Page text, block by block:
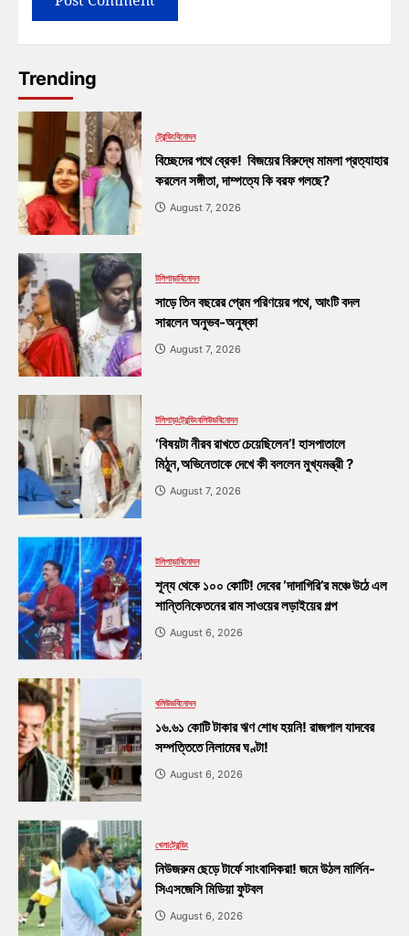
Trending
ট্রেন্ডিংবিনোদন
বিচ্ছেদের পথে ব্রেক! বিজয়ের বিরুদ্ধে মামলা প্রত্যাহার
করলেন সঙ্গীতা, দাম্পত্যে কি বরফ গলছে?
August 7, 2026
টলিপাড়াবিনোদন
সাড়ে তিন বছরের প্রেম পরিণয়ের পথে, আংটি বদল
সারলেন অনুভব-অনুষ্কা
August 7, 2026
টলিপাড়াট্রেন্ডিংবলিউডবিনোদন
‘বিষয়টা নীরব রাখতে চেয়েছিলেন’! হাসপাতালে
মিঠুন,অভিনেতাকে দেখে কী বললেন মুখ্যমন্ত্রী ?
August 7, 2026
টলিপাড়াবিনোদন
শূন্য থেকে ১০০ কোটি! দেবের ‘দাদাগিরি’র মঞ্চে উঠে এল
শান্তিনিকেতনের রাম সাওয়ের লড়াইয়ের গল্প
August 6, 2026
বলিউডবিনোদন
১৬.৬১ কোটি টাকার ঋণ শোধ হয়নি! রাজপাল যাদবের
সম্পত্তিতে নিলামের ঘণ্টা!
August 6, 2026
খেলাট্রেন্ডিং
নিউজরুম ছেড়ে টার্ফে সাংবাদিকরা! জমে উঠল মার্লিন-
সিএসজেসি মিডিয়া ফুটবল
August 6, 2026